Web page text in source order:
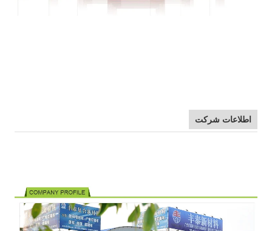
شرکت